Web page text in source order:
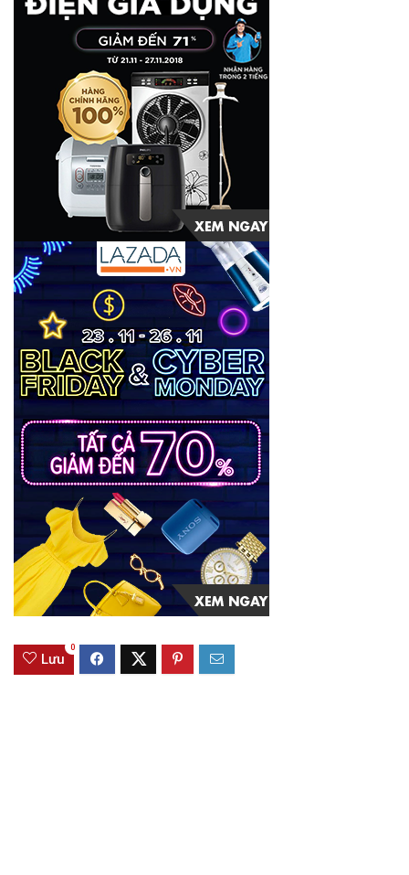
Lưu
0